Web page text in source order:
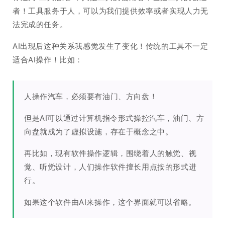
者！工具服务于人，可以为我们提供效率或者实现人力无
法完成的任务。
AI出现后这种关系我感觉发生了变化！传统的工具不一定
适合AI操作！比如：
人操作汽车，必须要有油门、方向盘！
但是AI可以通过计算机指令形式操控汽车，油门、方
向盘就成为了虚拟设施，存在于概念之中。
再比如，现有软件操作逻辑，围绕着人的触觉、视
觉、听觉设计，人们操作软件擅长用点按的形式进
行。
如果这个软件由AI来操作，这个界面就可以省略。